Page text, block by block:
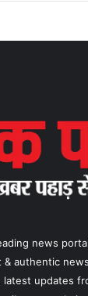
news
authentic
updates